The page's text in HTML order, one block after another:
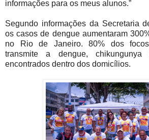
informações para os meus alunos.”
Segundo informações da Secretaria
os casos de dengue aumentaram
no Rio de Janeiro. 80% dos
transmite a dengue,
encontrados dentro dos domicílios.